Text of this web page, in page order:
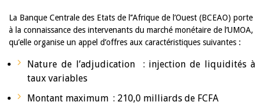
La Banque Centrale des Etats de l’’Afrique de l’Ouest (BCEAO) porte
à la connaissance des intervenants du marché monétaire de l’UMOA,
qu’elle organise un appel d’offres aux caractéristiques suivantes :
Nature de l’adjudication : injection de liquidités à
taux variables
Montant maximum : 210,0 milliards de FCFA